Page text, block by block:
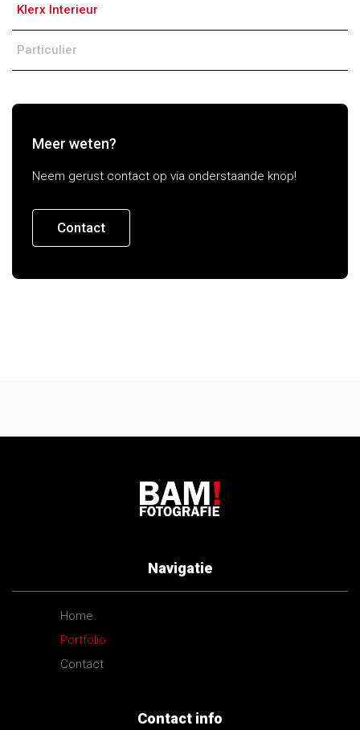
Klerx Interieur
Particulier
Meer weten?
Neem gerust contact op via onderstaande knop!
Contact
Navigatie
Home
Portfolio
Contact
Contact info